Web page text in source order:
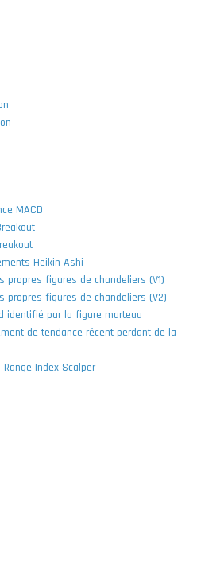
MACD
Heikin Ashi
propres figures de chandeliers (V1)
propres figures de chandeliers (V2)
identifié par la figure marteau
de tendance récent perdant de la
Index Scalper